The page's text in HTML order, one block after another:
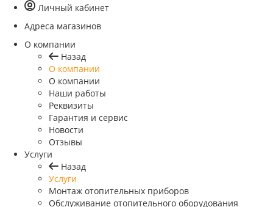
Личный кабинет
Адреса магазинов
O компании
Назад
O компании
О компании
Наши работы
Реквизиты
Гарантия и сервис
Новости
Отзывы
Услуги
Назад
Услуги
Монтаж отопительных приборов
Обслуживание отопительного оборудования